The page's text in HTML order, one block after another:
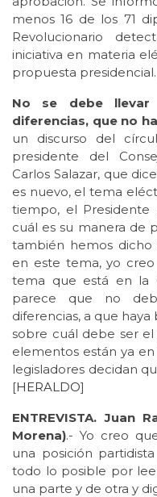
menos 16 de los 71
Revolucionario
iniciativa en materia
propuesta
No se debe
diferencias, que no
un discurso del
presidente del
Carlos Salazar, que
es nuevo, el tema
tiempo, el Presidente
cuál es su manera de
también hemos
en este tema, yo
tema que está en la
parece que no
diferencias, a que
sobre cuál debe ser
elementos están ya
legisladores decidan
[HERALDO]
ENTREVISTA. Juan
Morena).- Yo creo
una posición
todo lo posible por
una parte y de otra y